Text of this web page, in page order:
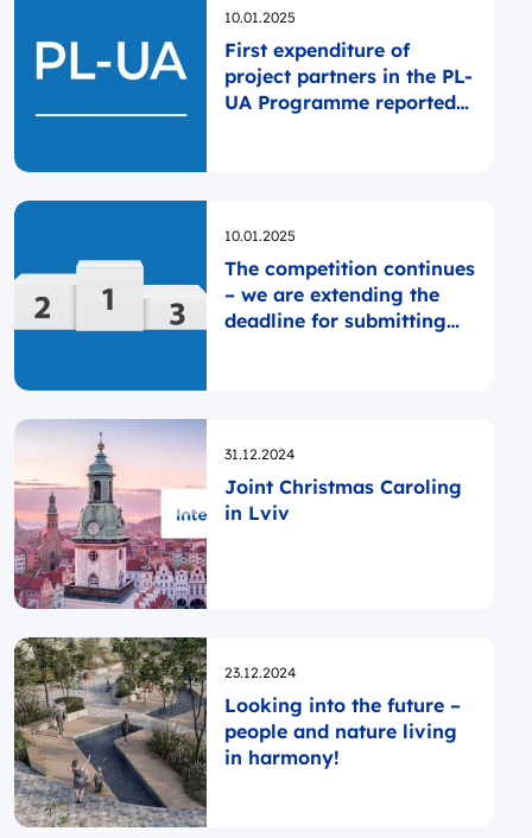
Opublikowano
10.01.2025
First expenditure of
project partners in the PL-
UA Programme reported
Opublikowano
10.01.2025
The competition continues
– we are extending the
deadline for submitting
Opublikowano
31.12.2024
Joint Christmas Caroling
in Lviv
Opublikowano
23.12.2024
Looking into the future –
people and nature living
in harmony!